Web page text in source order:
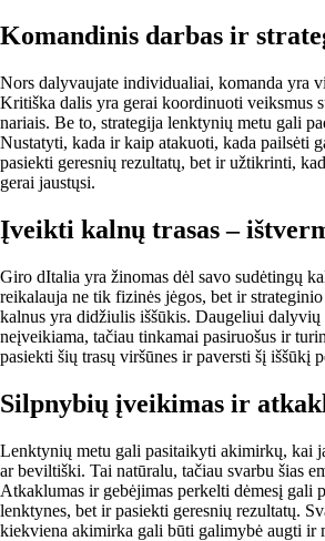
Komandinis darbas ir
Nors dalyvaujate individualiai, komanda yra
Kritiška dalis yra gerai koordinuoti veiksmus
nariais. Be to, strategija lenktynių metu gali
Nustatyti, kada ir kaip atakuoti, kada pailsėti
pasiekti geresnių rezultatų, bet ir užtikrinti,
gerai jaustųsi.
Įveikti kalnų trasas –
Giro dItalia yra žinomas dėl savo sudėtingų
reikalauja ne tik fizinės jėgos, bet ir
kalnus yra didžiulis iššūkis. Daugeliui dalyvių
neįveikiama, tačiau tinkamai pasiruošus ir
pasiekti šių trasų viršūnes ir paversti šį iššūkį
Silpnybių įveikimas ir
Lenktynių metu gali pasitaikyti akimirkų, kai
ar beviltiški. Tai natūralu, tačiau svarbu šias
Atkaklumas ir gebėjimas perkelti dėmesį gali
lenktynes, bet ir pasiekti geresnių rezultatų.
kiekviena akimirka gali būti galimybė augti ir